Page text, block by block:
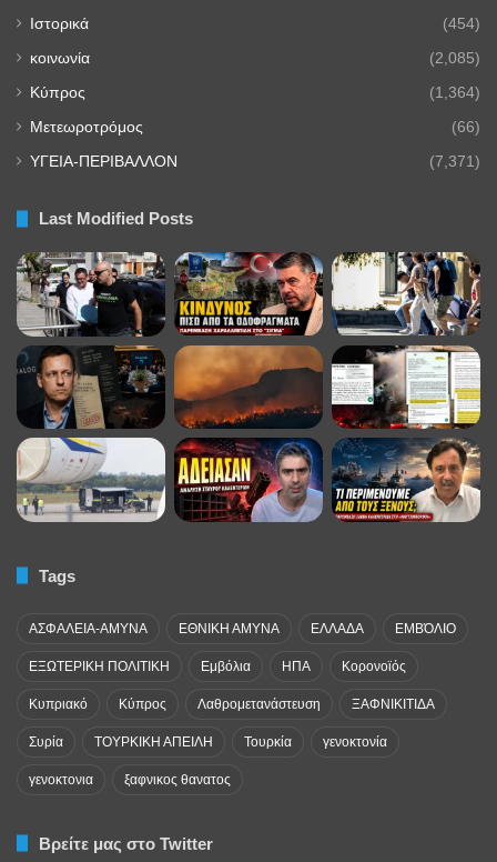
Ιστορικά (454)
κοινωνία (2,085)
Κύπρος (1,364)
Μετεωροτρόμος (66)
ΥΓΕΙΑ-ΠΕΡΙΒΑΛΛΟΝ (7,371)
Last Modified Posts
Tags
ΑΣΦΑΛΕΙΑ-ΑΜΥΝΑ ΕΘΝΙΚΗ ΑΜΥΝΑ ΕΛΛΑΔΑ ΕΜΒΌΛΙΟ
ΕΞΩΤΕΡΙΚΗ ΠΟΛΙΤΙΚΗ Εμβόλια ΗΠΑ Κορονοϊός
Κυπριακό Κύπρος Λαθρομετανάστευση ΞΑΦΝΙΚΙΤΙΔΑ
Συρία ΤΟΥΡΚΙΚΗ ΑΠΕΙΛΗ Τουρκία γενοκτονία
γενοκτονια ξαφνικος θανατος
Βρείτε μας στο Twitter